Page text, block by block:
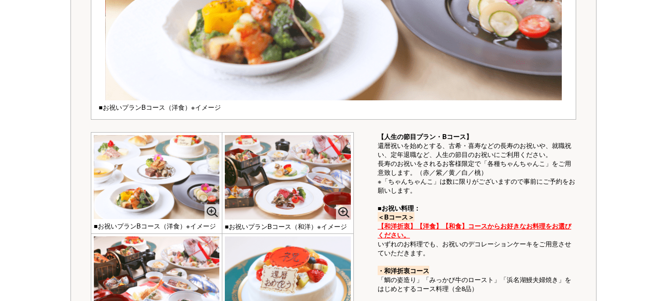
■お祝いプランBコース（洋食）※イメージ
【人生の節目プラン・Bコース】
還暦祝いを始めとする、古希・喜寿などの長寿のお祝いや、就職祝
い、定年退職など、人生の節目のお祝いにご利用ください。
長寿のお祝いをされるお客様限定で「各種ちゃんちゃんこ」をご用
意致します。（赤／紫／黄／白／桃）
※「ちゃんちゃんこ」は数に限りがございますので事前にご予約をお
願いします。
■お祝い料理：
＜Bコース＞
【和洋折衷】【洋食】【和食】コースからお好きなお料理をお選び
ください。
いずれのお料理でも、お祝いのデコレーションケーキをご用意させ
ていただきます。
・和洋折衷コース
「鯛の姿造り」「みっかび牛のロースト」「浜名湖鰻夫婦焼き」を
はじめとするコース料理（全8品）
■お祝いプランBコース（洋食）※イメージ ■お祝いプランBコース（和洋）※イメージ